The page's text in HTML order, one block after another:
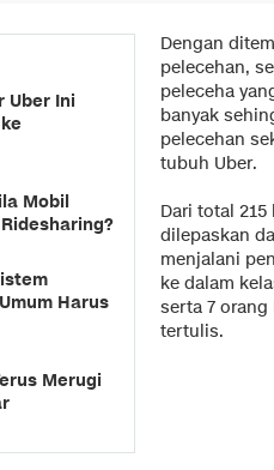
Uber Ini
Mobil
Harus
Merugi
Dengan
pelecehan,
peleceha
banyak
pelecehan
tubuh Uber.
Dari total
dilepaskan
menjalani
ke dalam
serta 7
tertulis.